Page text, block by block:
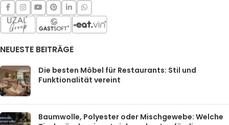
NEUESTE BEITRÄGE
Die besten Möbel für Restaurants: Stil und
Funktionalität vereint
Baumwolle, Polyester oder Mischgewebe: Welche